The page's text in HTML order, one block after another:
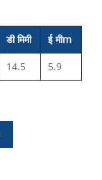
डी मिमी ई मीm
14.5 5.9